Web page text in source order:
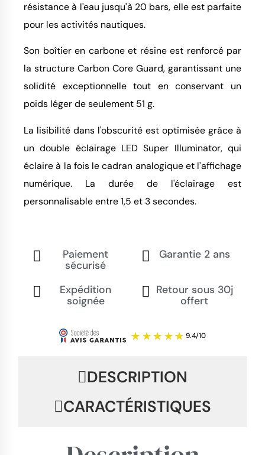
résistance à l'eau jusqu'à 20 bars, elle est parfaite
pour les activités nautiques.
Son boîtier en carbone et résine est renforcé par
la structure Carbon Core Guard, garantissant une
solidité exceptionnelle tout en conservant un
poids léger de seulement 51 g.
La lisibilité dans l'obscurité est optimisée grâce à
un double éclairage LED Super Illuminator, qui
éclaire à la fois le cadran analogique et l'affichage
numérique. La durée de l'éclairage est
personnalisable entre 1,5 et 3 secondes.
Paiement
sécurisé
Garantie 2 ans
Expédition
soignée
Retour sous 30j
offert
DESCRIPTION
CARACTÉRISTIQUES